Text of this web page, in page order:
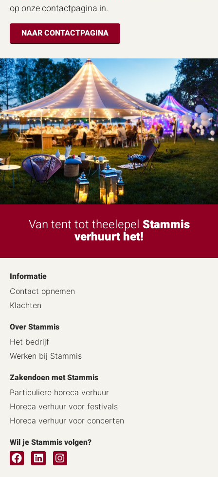
op onze contactpagina in.
NAAR CONTACTPAGINA
Van tent tot theelepel Stammis
verhuurt het!
Informatie
Contact opnemen
Klachten
Over Stammis
Het bedrijf
Werken bij Stammis
Zakendoen met Stammis
Particuliere horeca verhuur
Horeca verhuur voor festivals
Horeca verhuur voor concerten
Wil je Stammis volgen?